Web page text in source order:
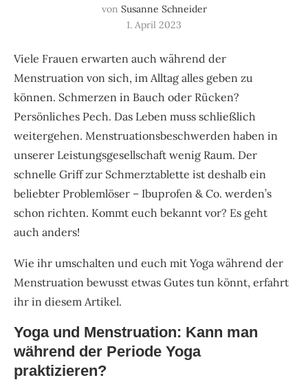
von Susanne Schneider
1. April 2023
Viele Frauen erwarten auch während der
Menstruation von sich, im Alltag alles geben zu
können. Schmerzen in Bauch oder Rücken?
Persönliches Pech. Das Leben muss schließlich
weitergehen. Menstruationsbeschwerden haben in
unserer Leistungsgesellschaft wenig Raum. Der
schnelle Griff zur Schmerztablette ist deshalb ein
beliebter Problemlöser – Ibuprofen & Co. werden’s
schon richten. Kommt euch bekannt vor? Es geht
auch anders!
Wie ihr umschalten und euch mit Yoga während der
Menstruation bewusst etwas Gutes tun könnt, erfahrt
ihr in diesem Artikel.
Yoga und Menstruation: Kann man
während der Periode Yoga
praktizieren?